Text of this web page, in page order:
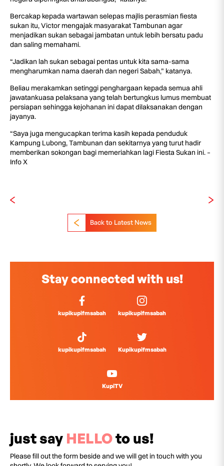
Bercakap kepada wartawan selepas majlis perasmian fiesta
sukan itu, Victor mengajak masyarakat Tambunan agar
menjadikan sukan sebagai jambatan untuk lebih bersatu padu
dan saling memahami.
“Jadikan lah sukan sebagai pentas untuk kita sama-sama
mengharumkan nama daerah dan negeri Sabah,” katanya.
Beliau merakamkan setinggi penghargaan kepada semua ahli
jawatankuasa pelaksana yang telah bertungkus lumus membuat
persiapan sehingga kejohanan ini dapat dilaksanakan dengan
jayanya.
“Saya juga mengucapkan terima kasih kepada penduduk
Kampung Lubong, Tambunan dan sekitarnya yang turut hadir
memberikan sokongan bagi memeriahkan lagi Fiesta Sukan ini. –
Info X
Back to Latest News
Stay connected with us!
kupikupifmsabah kupikupifmsabah
kupikupifmsabah Kupikupifmsabah
KupiTV
just say HELLOto us!
Please fill out the form beside and we will get in touch with you